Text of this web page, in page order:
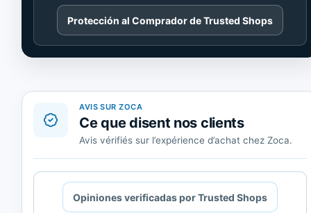
Cargando
contenido
de
Trusted
Protección al Comprador de Trusted Shops
AVIS SUR ZOCA
Ce que disent nos clients
Avis vérifiés sur l’expérience d’achat chez Zoca.
Cargando
contenido
Opiniones verificadas por Trusted Shops